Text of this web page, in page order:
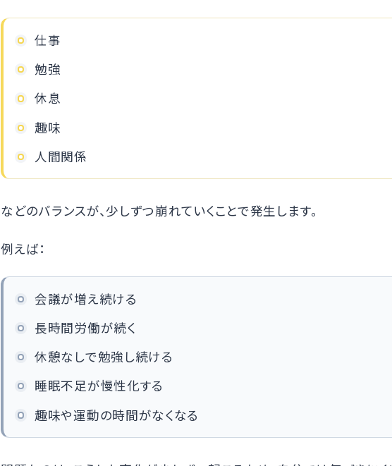
仕事
勉強
休息
趣味
人間関係
などのバランスが、少しずつ崩れていくことで発生します。
例えば：
会議が増え続ける
長時間労働が続く
休憩なしで勉強し続ける
睡眠不足が慢性化する
趣味や運動の時間がなくなる